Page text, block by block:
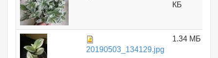
КБ
20190503_134129.jpg
1.34 МБ